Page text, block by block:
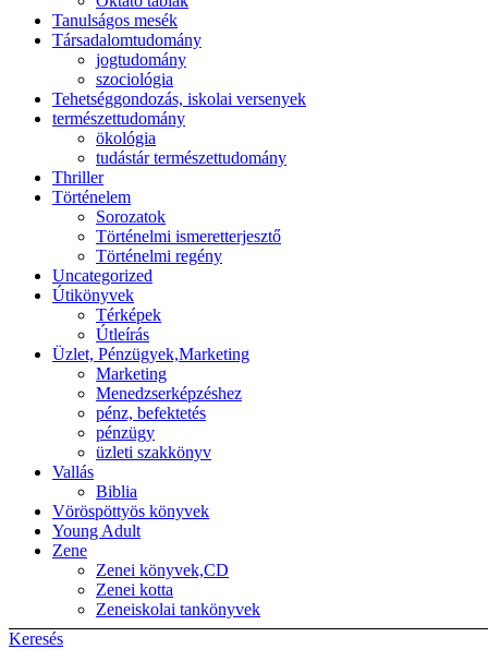
Keresés
Tanulságos mesék
Társadalomtudomány
jogtudomány
szociológia
Tehetséggondozás, iskolai versenyek
természettudomány
ökológia
tudástár természettudomány
Thriller
Történelem
Sorozatok
Történelmi ismeretterjesztő
Történelmi regény
Uncategorized
Útikönyvek
Térképek
Útleírás
Üzlet, Pénzügyek,Marketing
Marketing
Menedzserképzéshez
pénz, befektetés
pénzügy
üzleti szakkönyv
Vallás
Biblia
Vöröspöttyös könyvek
Young Adult
Zene
Zenei könyvek,CD
Zenei kotta
Zeneiskolai tankönyvek